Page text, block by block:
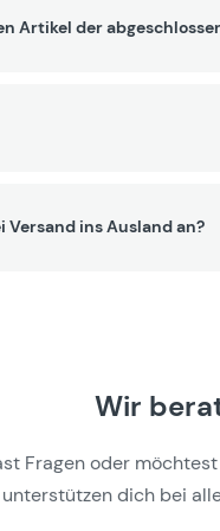
Artikel der
Versand ins Ausland an?
Wir
Fragen oder
unterstützen dich bei